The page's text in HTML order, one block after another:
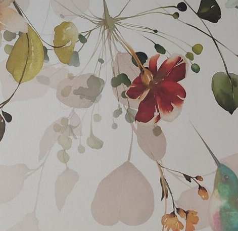
Más de 360 cm de altura:
Materiales disponibles
Estándar
131.67 S
Premium
158.3395.00